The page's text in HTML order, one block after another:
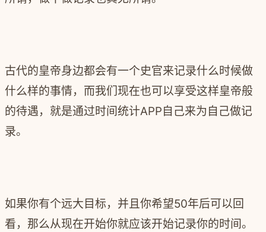
古代的皇帝身边都会有一个史官来记录什么时候做
什么样的事情，而我们现在也可以享受这样皇帝般
的待遇，就是通过时间统计APP自己来为自己做记
录。
如果你有个远大目标，并且你希望50年后可以回
看，那么从现在开始你就应该开始记录你的时间。